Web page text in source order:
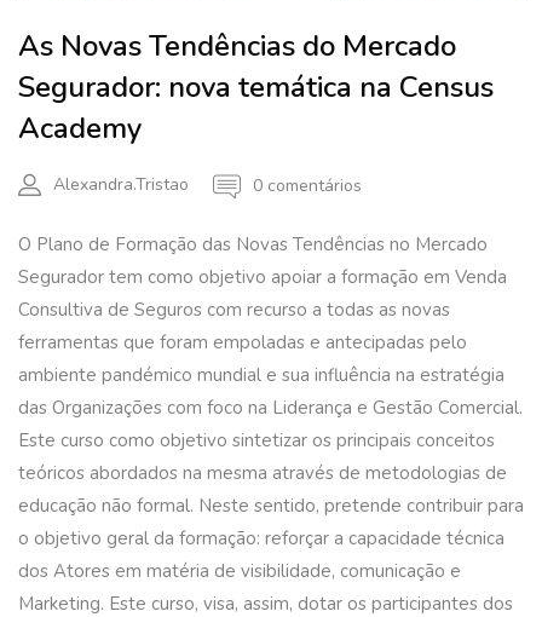
As Novas Tendências do Mercado
Segurador: nova temática na Census
Academy
Alexandra.tristao 0 comentários
O Plano de Formação das Novas Tendências no Mercado
Segurador tem como objetivo apoiar a formação em Venda
Consultiva de Seguros com recurso a todas as novas
ferramentas que foram empoladas e antecipadas pelo
ambiente pandémico mundial e sua influência na estratégia
das Organizações com foco na Liderança e Gestão Comercial.
Este curso como objetivo sintetizar os principais conceitos
teóricos abordados na mesma através de metodologias de
educação não formal. Neste sentido, pretende contribuir para
o objetivo geral da formação: reforçar a capacidade técnica
dos Atores em matéria de visibilidade, comunicação e
Marketing. Este curso, visa, assim, dotar os participantes dos